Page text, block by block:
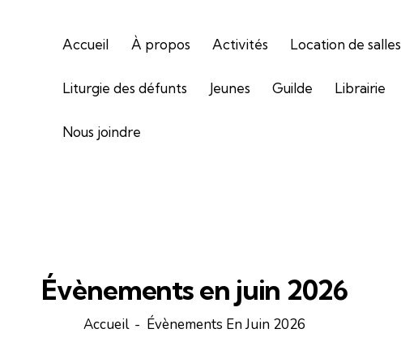
Accueil À propos Activités Location de salles
Liturgie des défunts Jeunes Guilde Librairie
Nous joindre
Évènements en juin 2026
Accueil Évènements En Juin 2026